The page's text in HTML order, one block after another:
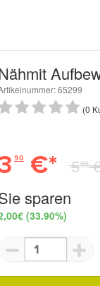
65299
(0
90 €* 590
sparen
(33.90%)